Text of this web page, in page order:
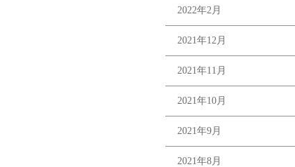
2022年2月
2021年12月
2021年11月
2021年10月
2021年9月
2021年8月